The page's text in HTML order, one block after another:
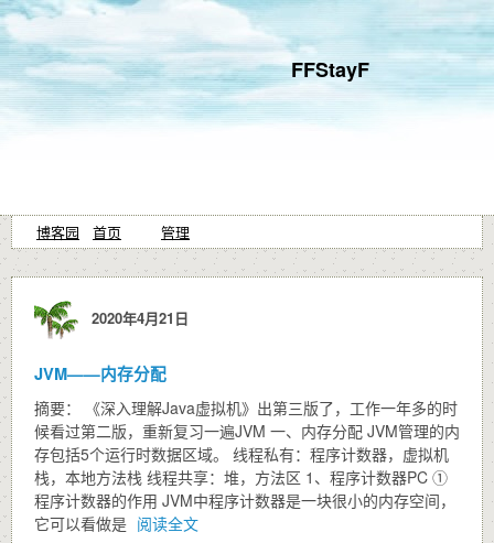
FFStayF
博客园 首页 管理
2020年4月21日
JVM——内存分配
摘要： 《深入理解Java虚拟机》出第三版了，工作一年多的时
候看过第二版，重新复习一遍JVM 一、内存分配 JVM管理的内
存包括5个运行时数据区域。 线程私有：程序计数器，虚拟机
栈，本地方法栈 线程共享：堆，方法区 1、程序计数器PC ①
程序计数器的作用 JVM中程序计数器是一块很小的内存空间，
它可以看做是 阅读全文